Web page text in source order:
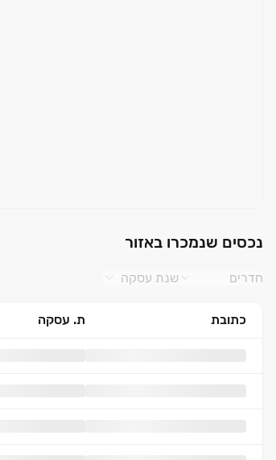
נכסים שנמכרו באזור
חדרים שנת עסקה
כתובת ת. עסקה